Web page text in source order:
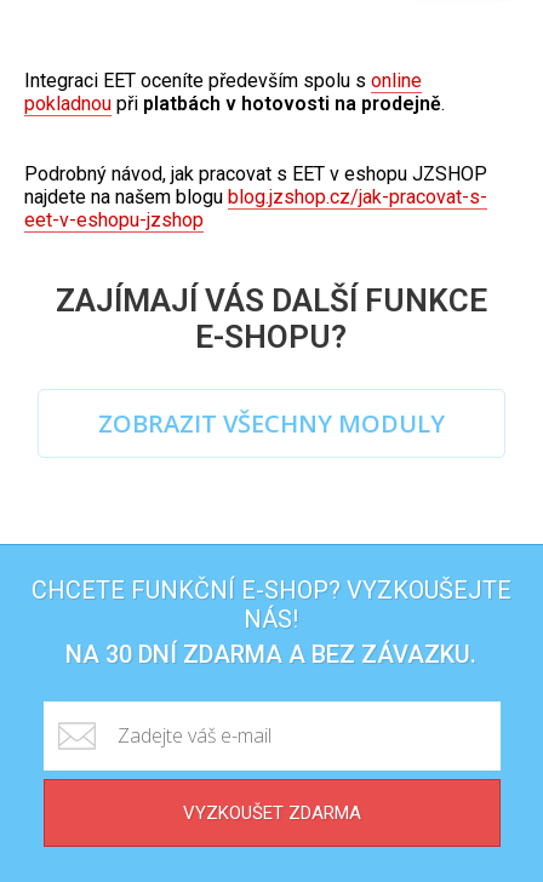
Integraci EET oceníte především spolu s online
pokladnou při platbách v hotovosti na prodejně.
Podrobný návod, jak pracovat s EET v eshopu JZSHOP
najdete na našem blogu blog.jzshop.cz/jak-pracovat-s-
eet-v-eshopu-jzshop
ZAJÍMAJÍ VÁS DALŠÍ FUNKCE
E-SHOPU?
ZOBRAZIT VŠECHNY MODULY
CHCETE FUNKČNÍ E-SHOP? VYZKOUŠEJTE
NÁS!
NA 30 DNÍ ZDARMA A BEZ ZÁVAZKU.
VYZKOUŠET ZDARMA